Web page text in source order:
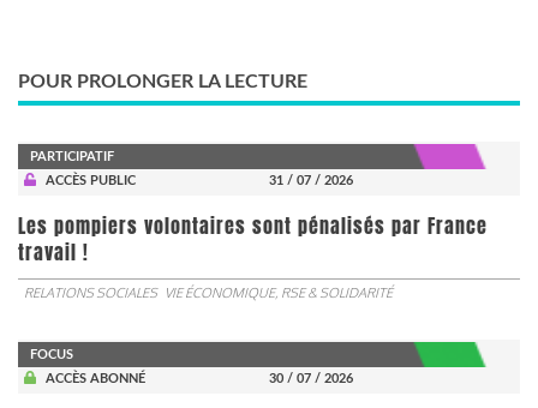
POUR PROLONGER LA LECTURE
PARTICIPATIF
ACCÈS PUBLIC
31 / 07 / 2026
Les pompiers volontaires sont pénalisés par France
travail !
RELATIONS SOCIALES VIE ÉCONOMIQUE, RSE & SOLIDARITÉ
FOCUS
ACCÈS ABONNÉ
30 / 07 / 2026